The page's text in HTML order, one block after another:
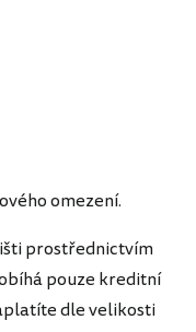
omezení.
prostřednictvím
pouze kreditní
dle velikosti